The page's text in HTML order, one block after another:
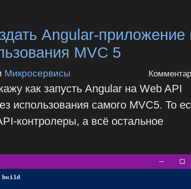
Angular-приложение
MVC 5
Микросервисы
как запусть Angular на Web API
использования самого MVC5. То
контролеры, а всё остальное